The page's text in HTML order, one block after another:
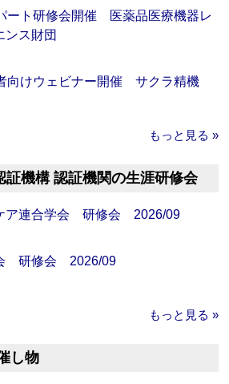
ート研修会開催 医薬品医療機器レ
ンス財団
向けウェビナー開催 サクラ精機
もっと見る »
証機構 認証機関の生涯研修会
ア連合学会 研修会 2026/09
研修会 2026/09
もっと見る »
し物